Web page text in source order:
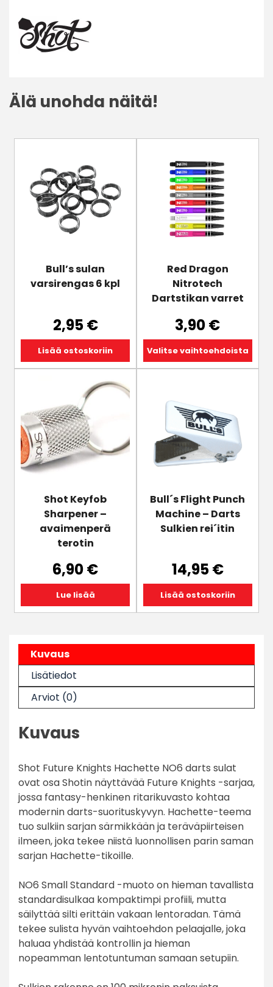
Älä unohda näitä!
Bull’s sulan
varsirengas 6 kpl
2,95€
Lisää ostoskoriin
Red Dragon
Nitrotech
Dartstikan varret
3,90€
Valitse vaihtoehdoista
tuotteella
useampi
muunnelma.
tehdä
tuotteen
Shot Keyfob
Sharpener –
avaimenperä
terotin
6,90€
Lue lisää
Bull´s Flight Punch
Machine – Darts
Sulkien rei´itin
14,95€
Lisää ostoskoriin
Kuvaus
Lisätiedot
Arviot (0)
Kuvaus
Shot Future Knights Hachette NO6 darts sulat
ovat osa Shotin näyttävää Future Knights -sarjaa,
jossa fantasy-henkinen ritarikuvasto kohtaa
modernin darts-suorituskyvyn. Hachette-teema
tuo sulkiin sarjan särmikkään ja teräväpiirteisen
ilmeen, joka tekee niistä luonnollisen parin saman
sarjan Hachette-tikoille.
NO6 Small Standard -muoto on hieman tavallista
standardisulkaa kompaktimpi profiili, mutta
säilyttää silti erittäin vakaan lentoradan. Tämä
tekee sulista hyvän vaihtoehdon pelaajalle, joka
haluaa yhdistää kontrollin ja hieman
nopeamman lentotuntuman samaan setupiin.